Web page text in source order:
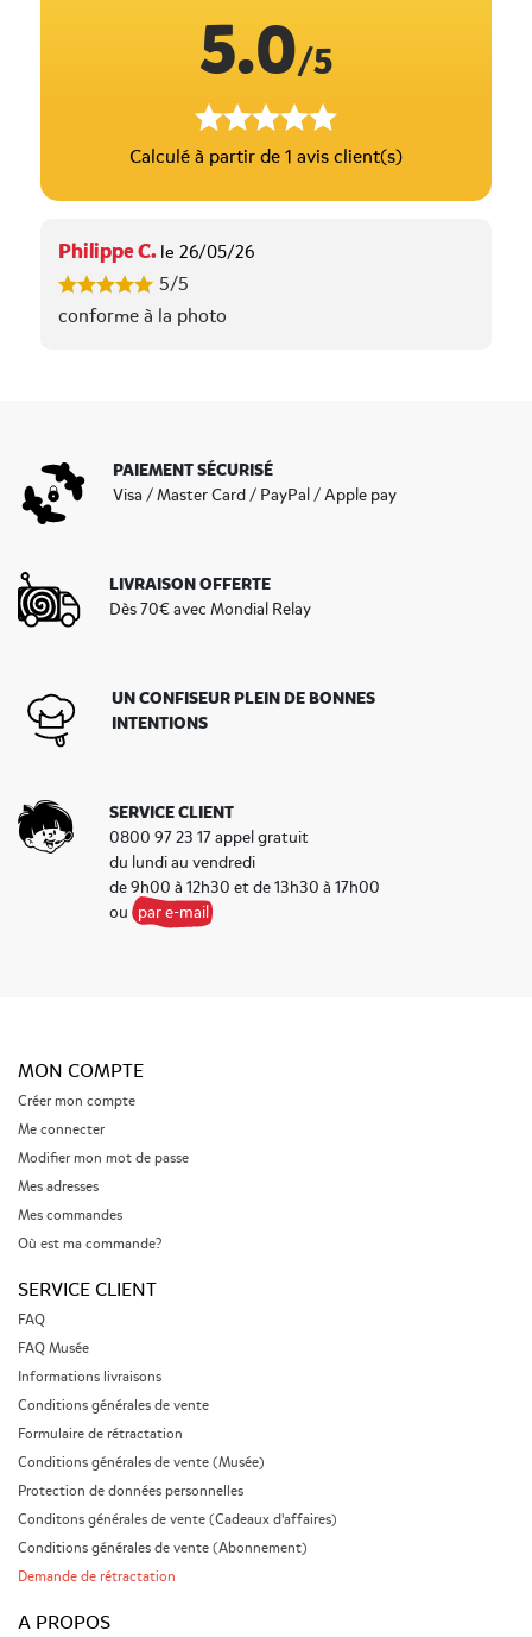
5.0/5
Calculé à partir de 1 avis client(s)
Philippe C. le 26/05/26
5/5
conforme à la photo
PAIEMENT SÉCURISÉ
Visa / Master Card / PayPal / Apple pay
LIVRAISON OFFERTE
Dès 70€ avec Mondial Relay
UN CONFISEUR PLEIN DE BONNES
INTENTIONS
SERVICE CLIENT
0800 97 23 17 appel gratuit
du lundi au vendredi
de 9h00 à 12h30 et de 13h30 à 17h00
ou par e-mail
MON COMPTE
Créer mon compte
Me connecter
Modifier mon mot de passe
Mes adresses
Mes commandes
Où est ma commande?
SERVICE CLIENT
FAQ
FAQ Musée
Informations livraisons
Conditions générales de vente
Formulaire de rétractation
Conditions générales de vente (Musée)
Protection de données personnelles
Conditons générales de vente (Cadeaux d'affaires)
Conditions générales de vente (Abonnement)
Demande de rétractation
A PROPOS